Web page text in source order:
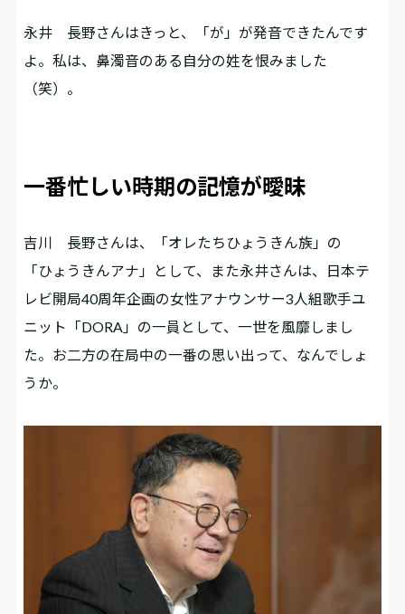
永井 長野さんはきっと、「が」が発音できたんです
よ。私は、鼻濁音のある自分の姓を恨みました
（笑）。
一番忙しい時期の記憶が曖昧
吉川
長野さんは、「オレたちひょうきん族」の
「ひょうきんアナ」として、また永井さんは、日本テ
レビ開局40周年企画の女性アナウンサー3人組歌手ユ
ニット「DORA」の一員として、一世を風靡しまし
た。お二方の在局中の一番の思い出って、なんでしょ
うか。